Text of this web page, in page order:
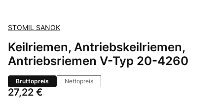
STOMIL SANOK
Keilriemen, Antriebskeilriemen,
Antriebsriemen V-Typ 20-4260
Bruttopreis Nettopreis
Preis
27,22 €